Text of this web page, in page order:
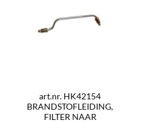
art.nr. HK42154
BRANDSTOFLEIDING,
FILTER NAAR